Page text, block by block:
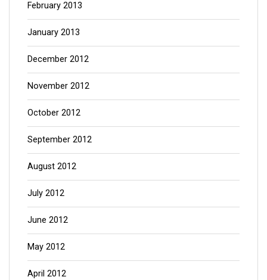
February 2013
January 2013
December 2012
November 2012
October 2012
September 2012
August 2012
July 2012
June 2012
May 2012
April 2012